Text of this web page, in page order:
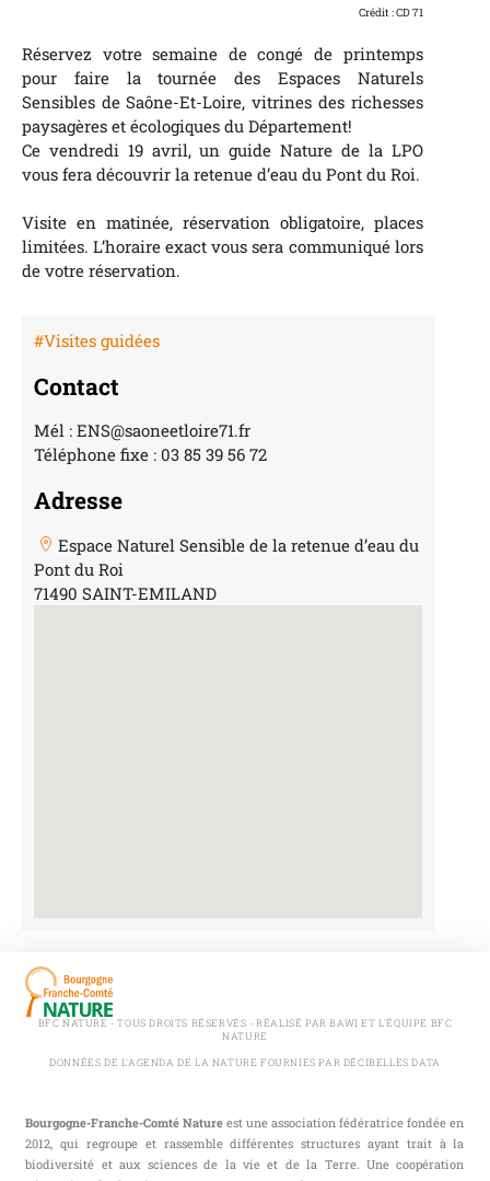
Crédit : CD 71
Réservez votre semaine de congé de printemps
pour faire la tournée des Espaces Naturels
Sensibles de Saône-Et-Loire, vitrines des richesses
paysagères et écologiques du Département!
Ce vendredi 19 avril, un guide Nature de la LPO
vous fera découvrir la retenue d’eau du Pont du Roi.
Visite en matinée, réservation obligatoire, places
limitées. L’horaire exact vous sera communiqué lors
de votre réservation.
#Visites guidées
Contact
Mél : ENS@saoneetloire71.fr
Téléphone fixe : 03 85 39 56 72
Adresse
Espace Naturel Sensible de la retenue d’eau du
Pont du Roi
71490 SAINT-EMILAND
BFC NATURE - TOUS DROITS RÉSERVÉS - RÉALISÉ PAR BAWI ET L'ÉQUIPE BFC
NATURE
DONNÉES DE L'AGENDA DE LA NATURE FOURNIES PAR DÉCIBELLES DATA
Bourgogne-Franche-Comté Nature est une association fédératrice fondée en
2012, qui regroupe et rassemble différentes structures ayant trait à la
biodiversité et aux sciences de la vie et de la Terre. Une coopération